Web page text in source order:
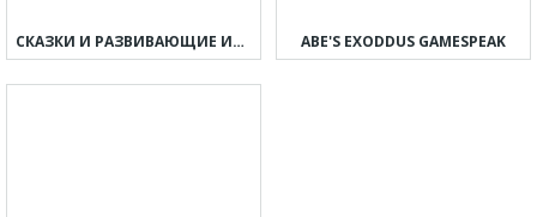
СКАЗКИ И РАЗВИВАЮЩИЕ ИГРЫ ДЛЯ ДЕТЕЙ, МАЛЫШЕЙ ABE'S EXODDUS GAMESPEAK